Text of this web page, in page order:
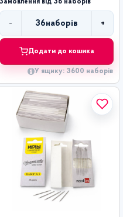
Замовлення від 36 наборів
-
Кількість
36наборів +
Додати до кошика
У ящику: 3600 наборів